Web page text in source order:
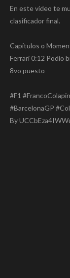
En este video te
clasificador final.
Capítulos o
Ferrari 0:12 Podio
8vo puesto
#F1
#BarcelonaGP
By